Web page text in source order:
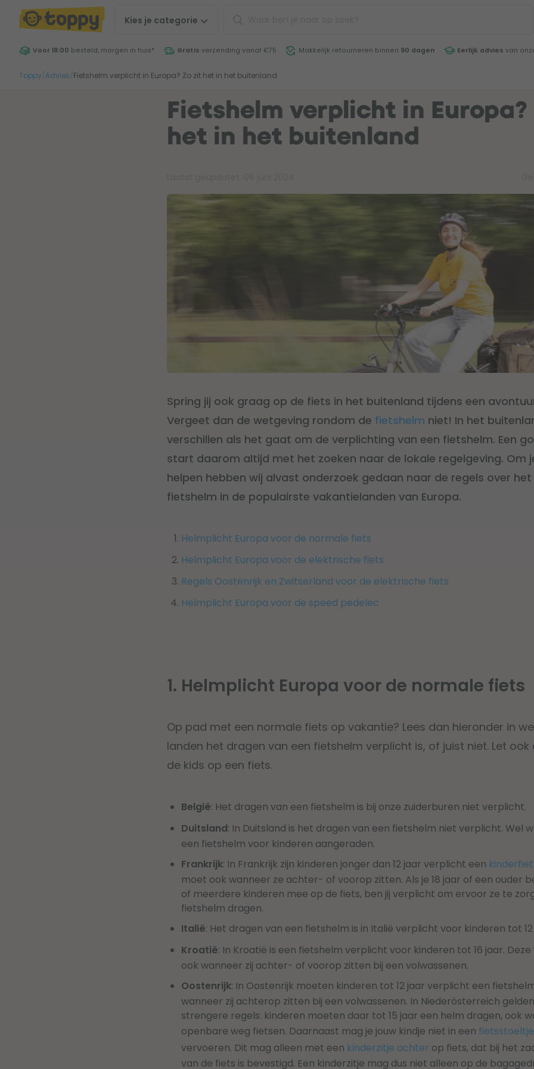
Kies je categorie
Voor 18:00 besteld, morgen in huis* Gratis verzending vanaf €75 Makkelijk retourneren binnen 90 dagen Eerlijk advies van
Toppy Advies Fietshelm verplicht in Europa? Zo zit het in het buitenland
Fietshelm verplicht in Europa?
het in het buitenland
Spring jij ook graag op de fiets in het buitenland tijdens een
Vergeet dan de wetgeving rondom de fietshelm niet! In het
verschillen als het gaat om de verplichting van een fietshelm. Een
start daarom altijd met het zoeken naar de lokale regelgeving. Om
helpen hebben wij alvast onderzoek gedaan naar de regels over
fietshelm in de populairste vakantielanden van Europa.
Helmplicht Europa voor de normale fiets
Helmplicht Europa voor de elektrische fiets
Regels Oostenrijk en Zwitserland voor de elektrische fiets
Helmplicht Europa voor de speed pedelec
1. Helmplicht Europa voor de normale fiets
Op pad met een normale fiets op vakantie? Lees dan hieronder in
landen het dragen van een fietshelm verplicht is, of juist niet. Let
de kids op een fiets.
België: Het dragen van een fietshelm is bij onze zuiderburen niet verplicht.
Duitsland: In Duitsland is het dragen van een fietshelm niet verplicht. Wel
een fietshelm voor kinderen aangeraden.
Frankrijk: In Frankrijk zijn kinderen jonger dan 12 jaar verplicht een
moet ook wanneer ze achter- of voorop zitten. Als je 18 jaar of een ouder
of meerdere kinderen mee op de fiets, ben jij verplicht om ervoor ze te
fietshelm dragen.
Italië: Het dragen van een fietshelm is in Italië verplicht voor kinderen tot 12
Kroatië: In Kroatië is een fietshelm verplicht voor kinderen tot 16 jaar.
ook wanneer zij achter- of voorop zitten bij een volwassenen.
Oostenrijk: In Oostenrijk moeten kinderen tot 12 jaar verplicht een
wanneer zij achterop zitten bij een volwassenen. In Niederösterreich
strengere regels: kinderen moeten daar tot 15 jaar een helm dragen, ook
openbare weg fietsen. Daarnaast mag je jouw kindje niet in een
vervoeren. Dit mag alleen met een kinderzitje achter op fiets, dat bij het
van de fiets is bevestigd. Een kinderzitje mag dus niet alleen op de